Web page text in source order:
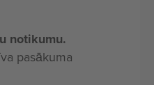
notikumu.
pasākuma